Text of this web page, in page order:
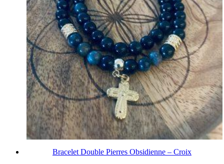
Bracelet Double Pierres Obsidienne – Croix